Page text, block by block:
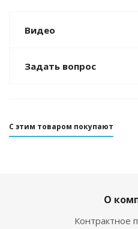
Видео
Задать вопрос
С этим товаром покупают
О
Контрактное